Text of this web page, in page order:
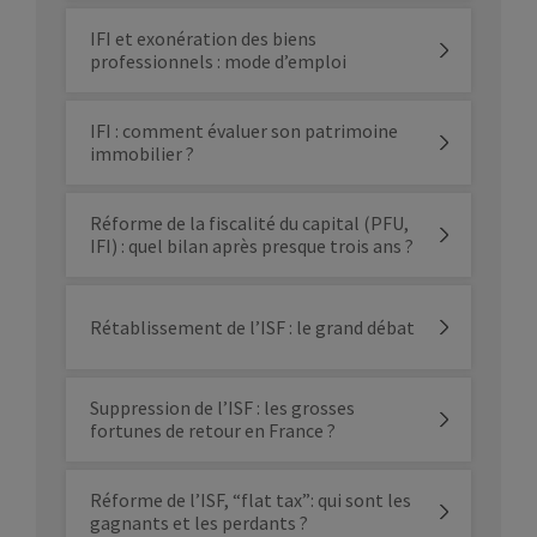
IFI et exonération des biens
professionnels : mode d’emploi
IFI : comment évaluer son patrimoine
immobilier ?
Réforme de la fiscalité du capital (PFU,
IFI) : quel bilan après presque trois ans ?
Rétablissement de l’ISF : le grand débat
Suppression de l’ISF : les grosses
fortunes de retour en France ?
Réforme de l’ISF, “flat tax”: qui sont les
gagnants et les perdants ?